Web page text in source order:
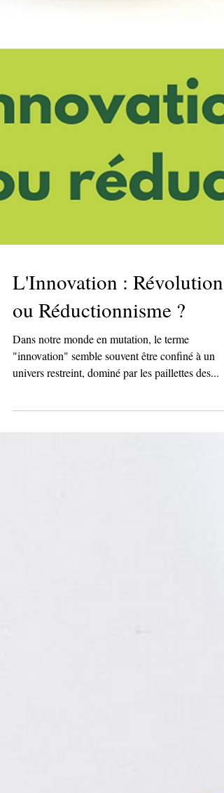
L'Innovation : Révolution
ou Réductionnisme ?
Dans notre monde en mutation, le terme